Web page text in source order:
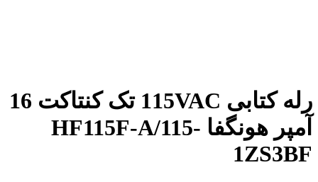
رله کتابی 115VAC تک کنتاکت 16
آمپر هونگفا HF115F-A/115-
1ZS3BF